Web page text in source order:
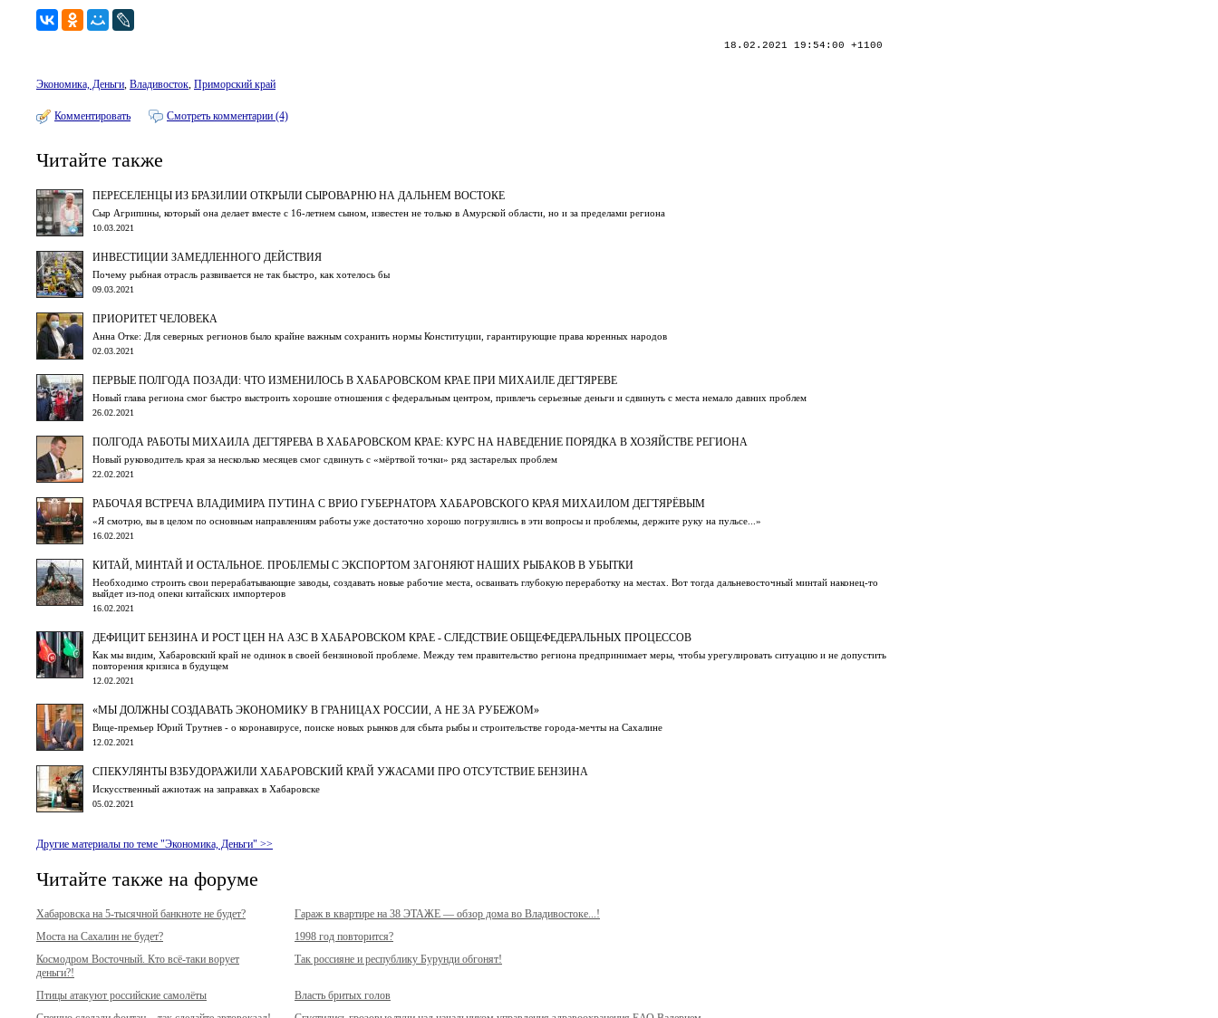
18.02.2021 19:54:00 +1100
Экономика, Деньги, Владивосток, Приморский край
Комментировать Смотреть комментарии (4)
Читайте также
ПЕРЕСЕЛЕНЦЫ ИЗ БРАЗИЛИИ ОТКРЫЛИ СЫРОВАРНЮ НА ДАЛЬНЕМ ВОСТОКЕ
Сыр Агрипины, который она делает вместе с 16-летнем сыном, известен не только в Амурской области, но и за пределами региона
10.03.2021
ИНВЕСТИЦИИ ЗАМЕДЛЕННОГО ДЕЙСТВИЯ
Почему рыбная отрасль развивается не так быстро, как хотелось бы
09.03.2021
ПРИОРИТЕТ ЧЕЛОВЕКА
Анна Отке: Для северных регионов было крайне важным сохранить нормы Конституции, гарантирующие права коренных народов
02.03.2021
ПЕРВЫЕ ПОЛГОДА ПОЗАДИ: ЧТО ИЗМЕНИЛОСЬ В ХАБАРОВСКОМ КРАЕ ПРИ МИХАИЛЕ ДЕГТЯРЕВЕ
Новый глава региона смог быстро выстроить хорошие отношения с федеральным центром, привлечь серьезные деньги и сдвинуть с места немало давних проблем
26.02.2021
ПОЛГОДА РАБОТЫ МИХАИЛА ДЕГТЯРЕВА В ХАБАРОВСКОМ КРАЕ: КУРС НА НАВЕДЕНИЕ ПОРЯДКА В ХОЗЯЙСТВЕ РЕГИОНА
Новый руководитель края за несколько месяцев смог сдвинуть с «мёртвой точки» ряд застарелых проблем
22.02.2021
РАБОЧАЯ ВСТРЕЧА ВЛАДИМИРА ПУТИНА С ВРИО ГУБЕРНАТОРА ХАБАРОВСКОГО КРАЯ МИХАИЛОМ ДЕГТЯРЁВЫМ
«Я смотрю, вы в целом по основным направлениям работы уже достаточно хорошо погрузились в эти вопросы и проблемы, держите руку на пульсе...»
16.02.2021
КИТАЙ, МИНТАЙ И ОСТАЛЬНОЕ. ПРОБЛЕМЫ С ЭКСПОРТОМ ЗАГОНЯЮТ НАШИХ РЫБАКОВ В УБЫТКИ
Необходимо строить свои перерабатывающие заводы, создавать новые рабочие места, осваивать глубокую переработку на местах. Вот тогда дальневосточный минтай наконец-то
выйдет из-под опеки китайских импортеров
16.02.2021
ДЕФИЦИТ БЕНЗИНА И РОСТ ЦЕН НА АЗС В ХАБАРОВСКОМ КРАЕ - СЛЕДСТВИЕ ОБЩЕФЕДЕРАЛЬНЫХ ПРОЦЕССОВ
Как мы видим, Хабаровский край не одинок в своей бензиновой проблеме. Между тем правительство региона предпринимает меры, чтобы урегулировать ситуацию и не допустить
повторения кризиса в будущем
12.02.2021
«МЫ ДОЛЖНЫ СОЗДАВАТЬ ЭКОНОМИКУ В ГРАНИЦАХ РОССИИ, А НЕ ЗА РУБЕЖОМ»
Вице-премьер Юрий Трутнев - о коронавирусе, поиске новых рынков для сбыта рыбы и строительстве города-мечты на Сахалине
12.02.2021
СПЕКУЛЯНТЫ ВЗБУДОРАЖИЛИ ХАБАРОВСКИЙ КРАЙ УЖАСАМИ ПРО ОТСУТСТВИЕ БЕНЗИНА
Искусственный ажиотаж на заправках в Хабаровске
05.02.2021
Другие материалы по теме "Экономика, Деньги" >>
Читайте также на форуме
Хабаровска на 5-тысячной банкноте не будет?
Гараж в квартире на 38 ЭТАЖЕ — обзор дома во Владивостоке...!
Моста на Сахалин не будет?
1998 год повторится?
Космодром Восточный. Кто всё-таки ворует
деньги?!
Так россияне и республику Бурунди обгонят!
Птицы атакуют российские самолёты
Власть бритых голов